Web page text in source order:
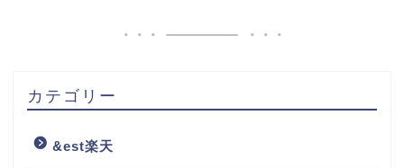
カテゴリー
&est楽天